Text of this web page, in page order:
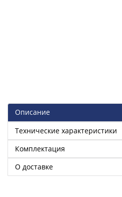
Описание
Технические характеристики
Комплектация
О доставке